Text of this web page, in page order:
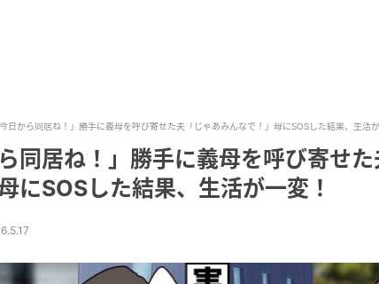
今日から同居ね！」勝手に義母を呼び寄せた夫「じゃあみんなで！」母にSOSした結果、生活が
ら同居ね！」勝手に義母を呼び寄せ
にSOSした結果、生活が一変！